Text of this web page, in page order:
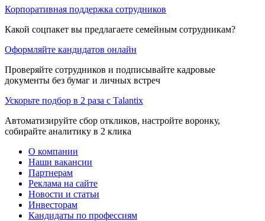
Корпоративная поддержка сотрудников
Какой соцпакет вы предлагаете семейным сотрудникам?
Оформляйте кандидатов онлайн
Проверяйте сотрудников и подписывайте кадровые
документы без бумаг и личных встреч
Ускорьте подбор в 2 раза с Talantix
Автоматизируйте сбор откликов, настройте воронку,
собирайте аналитику в 2 клика
О компании
Наши вакансии
Партнерам
Реклама на сайте
Новости и статьи
Инвесторам
Кандидаты по профессиям